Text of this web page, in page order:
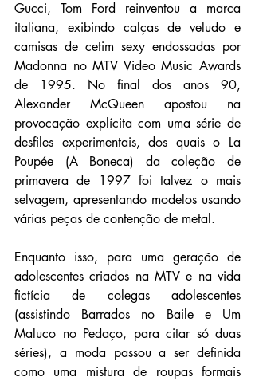
Gucci, Tom Ford reinventou a marca
italiana, exibindo calças de veludo e
camisas de cetim sexy endossadas por
Madonna no MTV Video Music Awards
de 1995. No final dos anos 90,
Alexander McQueen apostou na
provocação explícita com uma série de
desfiles experimentais, dos quais o La
Poupée (A Boneca) da coleção de
primavera de 1997 foi talvez o mais
selvagem, apresentando modelos usando
várias peças de contenção de metal.
Enquanto isso, para uma geração de
adolescentes criados na MTV e na vida
fictícia de colegas adolescentes
(assistindo Barrados no Baile e Um
Maluco no Pedaço, para citar só duas
séries), a moda passou a ser definida
como uma mistura de roupas formais